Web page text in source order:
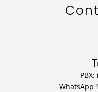
PBX:
WhatsApp